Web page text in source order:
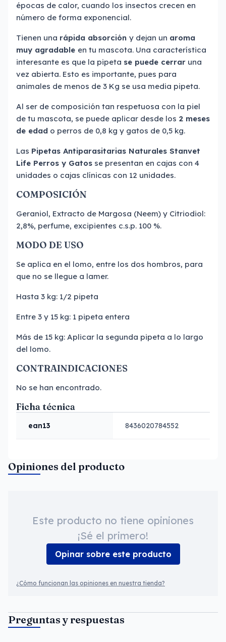
épocas de calor, cuando los insectos crecen en
número de forma exponencial.
Tienen una rápida absorción y dejan un aroma
muy agradable en tu mascota. Una característica
interesante es que la pipeta se puede cerrar una
vez abierta. Esto es importante, pues para
animales de menos de 3 Kg se usa media pipeta.
Al ser de composición tan respetuosa con la piel
de tu mascota, se puede aplicar desde los 2 meses
de edad o perros de 0,8 kg y gatos de 0,5 kg.
Las Pipetas Antiparasitarias Naturales Stanvet
Life Perros y Gatos se presentan en cajas con 4
unidades o cajas clínicas con 12 unidades.
COMPOSICIÓN
Geraniol, Extracto de Margosa (Neem) y Citriodiol:
2,8%, perfume, excipientes c.s.p. 100 %.
MODO DE USO
Se aplica en el lomo, entre los dos hombros, para
que no se llegue a lamer.
Hasta 3 kg: 1/2 pipeta
Entre 3 y 15 kg: 1 pipeta entera
Más de 15 kg: Aplicar la segunda pipeta a lo largo
del lomo.
CONTRAINDICACIONES
No se han encontrado.
Ficha técnica
ean13 8436020784552
Opiniones del producto
Este producto no tiene opiniones
¡Sé el primero!
Opinar sobre este producto
¿Cómo funcionan las opiniones en nuestra tienda?
Preguntas y respuestas